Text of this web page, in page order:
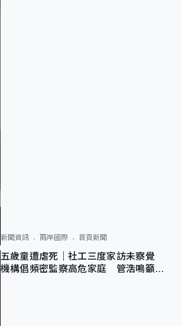
新聞資訊 兩岸國際 首頁新聞
五歲童遭虐死｜社工三度家訪未察覺
機構倡頻密監察高危家庭 管浩鳴籲加